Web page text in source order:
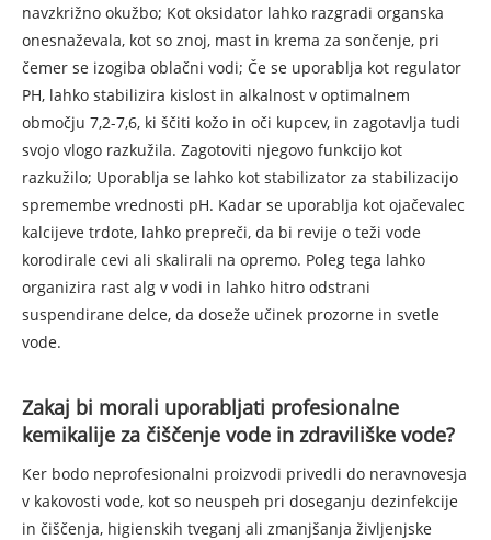
navzkrižno okužbo; Kot oksidator lahko razgradi organska
onesnaževala, kot so znoj, mast in krema za sončenje, pri
čemer se izogiba oblačni vodi; Če se uporablja kot regulator
PH, lahko stabilizira kislost in alkalnost v optimalnem
območju 7,2-7,6, ki ščiti kožo in oči kupcev, in zagotavlja tudi
svojo vlogo razkužila. Zagotoviti njegovo funkcijo kot
razkužilo; Uporablja se lahko kot stabilizator za stabilizacijo
spremembe vrednosti pH. Kadar se uporablja kot ojačevalec
kalcijeve trdote, lahko prepreči, da bi revije o teži vode
korodirale cevi ali skalirali na opremo. Poleg tega lahko
organizira rast alg v vodi in lahko hitro odstrani
suspendirane delce, da doseže učinek prozorne in svetle
vode.
Zakaj bi morali uporabljati profesionalne
kemikalije za čiščenje vode in zdraviliške vode?
Ker bodo neprofesionalni proizvodi privedli do neravnovesja
v kakovosti vode, kot so neuspeh pri doseganju dezinfekcije
in čiščenja, higienskih tveganj ali zmanjšanja življenjske